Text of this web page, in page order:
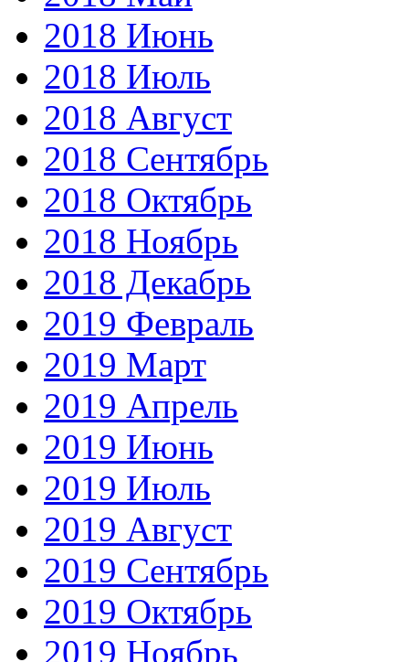
2018 Июнь
2018 Июль
2018 Август
2018 Сентябрь
2018 Октябрь
2018 Ноябрь
2018 Декабрь
2019 Февраль
2019 Март
2019 Апрель
2019 Июнь
2019 Июль
2019 Август
2019 Сентябрь
2019 Октябрь
2019 Ноябрь